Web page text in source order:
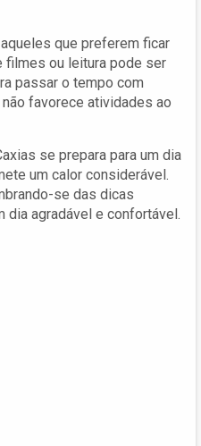
que preferem ficar
filmes ou leitura pode ser
passar o tempo com
favorece atividades ao
se prepara para um dia
um calor considerável.
se das dicas
dia agradável e confortável.